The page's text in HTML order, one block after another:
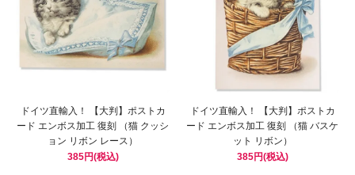
ドイツ直輸入！ 【大判】ポストカ
ード エンボス加工 復刻 （猫 クッシ
ョン リボン レース）
385円(税込)
ドイツ直輸入！ 【大判】ポストカ
ード エンボス加工 復刻 （猫 バスケ
ット リボン）
385円(税込)